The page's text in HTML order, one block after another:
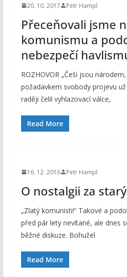
20. 10. 2017 Petr Hampl
Přeceňovali jsme
komunismu a
nebezpečí
ROZHOVOR „Češi jsou
požadavkem svobody projevu
raději čelil vyhlazovací válce,
Read More
16. 12. 2016 Petr Hampl
O nostalgii za
„Zlatý komunisti!“ Takové a
před pár lety nevítané, ale dnes
běžné diskuze. Bohužel
Read More